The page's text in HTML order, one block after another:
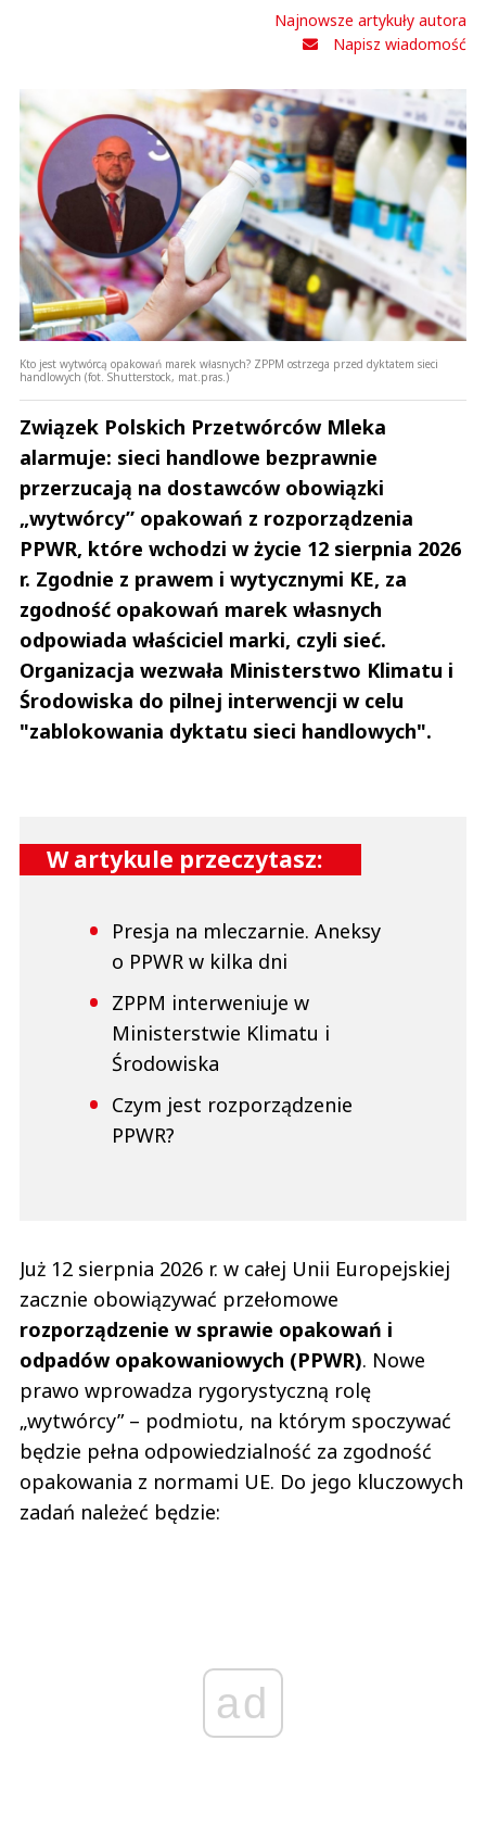
Najnowsze artykuły autora
Napisz wiadomość
Kto jest wytwórcą opakowań marek własnych? ZPPM ostrzega przed dyktatem sieci
handlowych (fot. Shutterstock, mat.pras.)
Związek Polskich Przetwórców Mleka
alarmuje: sieci handlowe bezprawnie
przerzucają na dostawców obowiązki
„wytwórcy” opakowań z rozporządzenia
PPWR, które wchodzi w życie 12 sierpnia 2026
r. Zgodnie z prawem i wytycznymi KE, za
zgodność opakowań marek własnych
odpowiada właściciel marki, czyli sieć.
Organizacja wezwała Ministerstwo Klimatu i
Środowiska do pilnej interwencji w celu
"zablokowania dyktatu sieci handlowych".
W artykule przeczytasz:
Presja na mleczarnie. Aneksy
o PPWR w kilka dni
ZPPM interweniuje w
Ministerstwie Klimatu i
Środowiska
Czym jest rozporządzenie
PPWR?
Już 12 sierpnia 2026 r. w całej Unii Europejskiej
zacznie obowiązywać przełomowe
rozporządzenie w sprawie opakowań i
odpadów opakowaniowych (PPWR). Nowe
prawo wprowadza rygorystyczną rolę
„wytwórcy” – podmiotu, na którym spoczywać
będzie pełna odpowiedzialność za zgodność
opakowania z normami UE. Do jego kluczowych
zadań należeć będzie:
ad